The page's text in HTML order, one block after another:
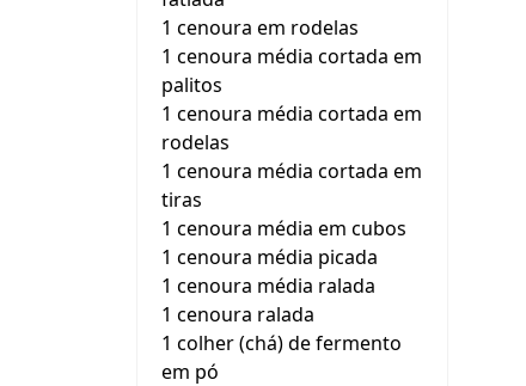
1 cenoura em rodelas
1 cenoura média cortada em
palitos
1 cenoura média cortada em
rodelas
1 cenoura média cortada em
tiras
1 cenoura média em cubos
1 cenoura média picada
1 cenoura média ralada
1 cenoura ralada
1 colher (chá) de fermento
em pó